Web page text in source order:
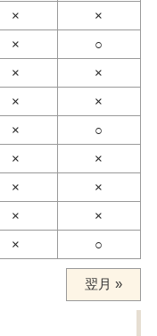
×
×
×
○
×
×
×
×
×
○
×
×
×
×
×
×
× ○
翌月 »